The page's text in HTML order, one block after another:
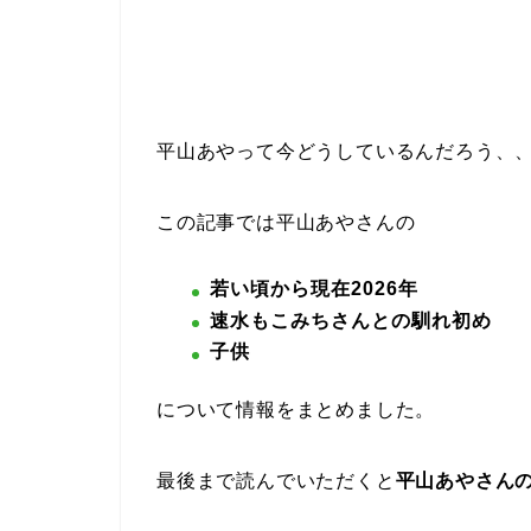
平山あやって今どうしているんだろう、
この記事では平山あやさんの
若い頃から現在2026年
速水もこみちさんとの馴れ初め
子供
について情報をまとめました。
最後まで読んでいただくと 平山あやさん